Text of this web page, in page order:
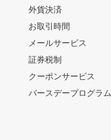
外貨決済
お取引時間
メールサービス
証券税制
クーポンサービス
バースデープログラム